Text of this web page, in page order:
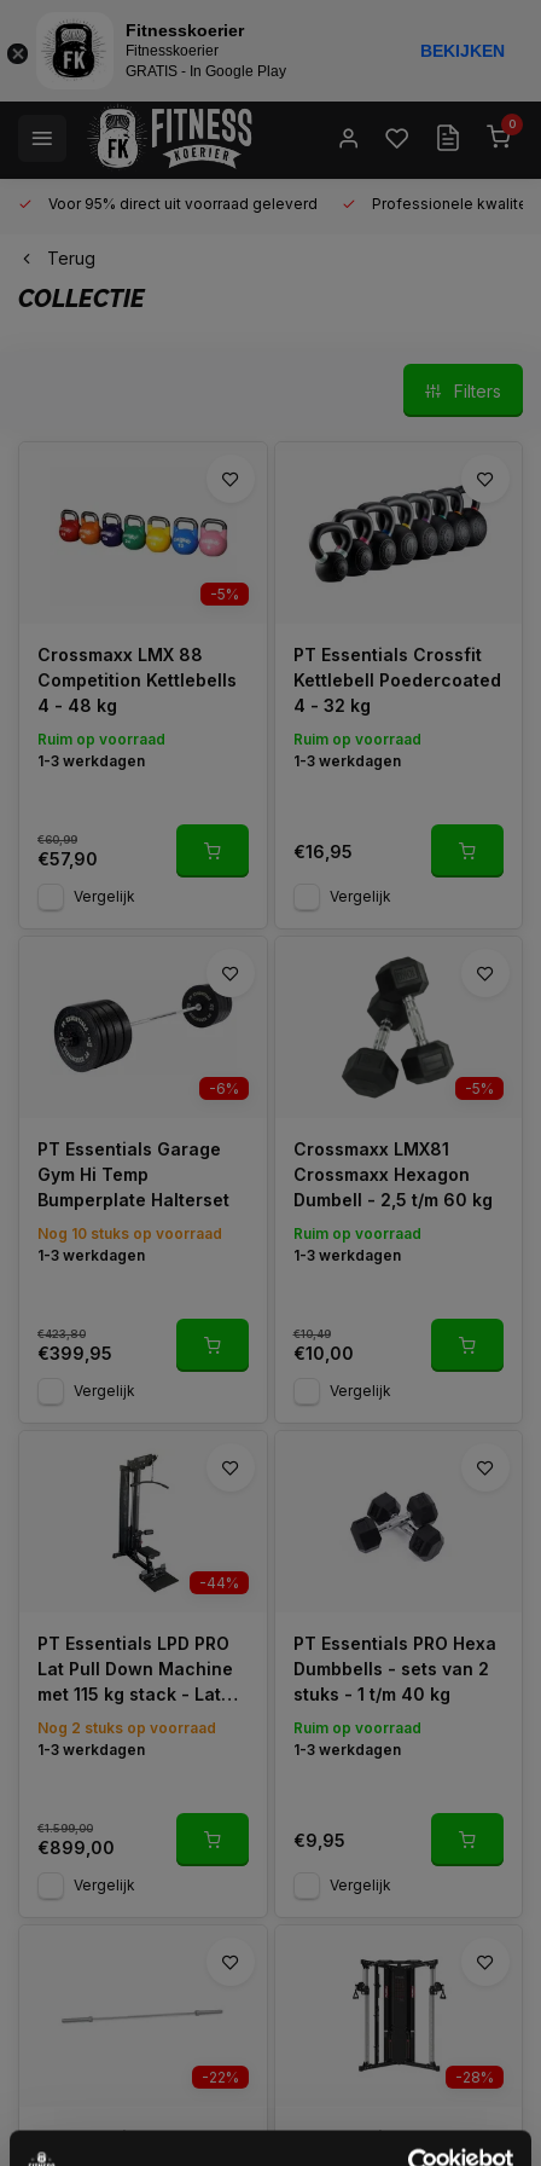
0
Voor 95% direct uit voorraad geleverd Professionele kwaliteit
Terug
COLLECTIE
Filters
-5%
Crossmaxx LMX 88
Competition Kettlebells
4 - 48 kg
Ruim op voorraad
1-3 werkdagen
€60,99
€57,90
Vergelijk
PT Essentials Crossfit
Kettlebell Poedercoated
4 - 32 kg
Ruim op voorraad
1-3 werkdagen
€16,95
Vergelijk
-6%
PT Essentials Garage
Gym Hi Temp
Bumperplate Halterset
Nog 10 stuks op voorraad
1-3 werkdagen
€423,80
€399,95
Vergelijk
-5%
Crossmaxx LMX81
Crossmaxx Hexagon
Dumbell - 2,5 t/m 60 kg
Ruim op voorraad
1-3 werkdagen
€10,49
€10,00
Vergelijk
-44%
PT Essentials LPD PRO
Lat Pull Down Machine
met 115 kg stack - Lat
Pulldown
Nog 2 stuks op voorraad
1-3 werkdagen
€1.599,00
€899,00
Vergelijk
PT Essentials PRO Hexa
Dumbbells - sets van 2
stuks - 1 t/m 40 kg
Ruim op voorraad
1-3 werkdagen
€9,95
Vergelijk
-22%
PT Essentials PRO
-28%
PT Essentials PRO
Fitnesskoerier
Fitnesskoerier
GRATIS - In Google Play
BEKIJKEN